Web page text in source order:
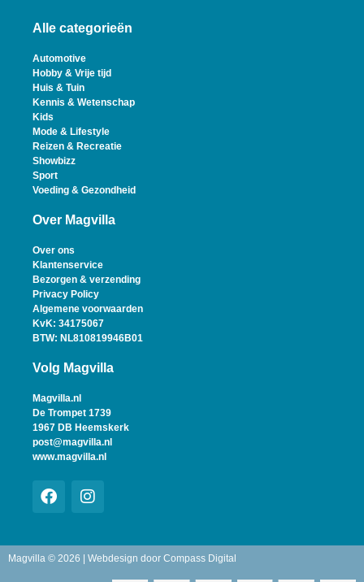
Alle categorieën
Automotive
Hobby & Vrije tijd
Huis & Tuin
Kennis & Wetenschap
Kids
Mode & Lifestyle
Reizen & Recreatie
Showbizz
Sport
Voeding & Gezondheid
Over Magvilla
Over ons
Klantenservice
Bezorgen & verzending
Privacy Policy
Algemene voorwaarden
KvK: 34175067
BTW: NL810819946B01
Volg Magvilla
Magvilla.nl
De Trompet 1739
1967 DB Heemskerk
post@magvilla.nl
www.magvilla.nl
Magvilla © 2026 | Webdesign door Compass Digital